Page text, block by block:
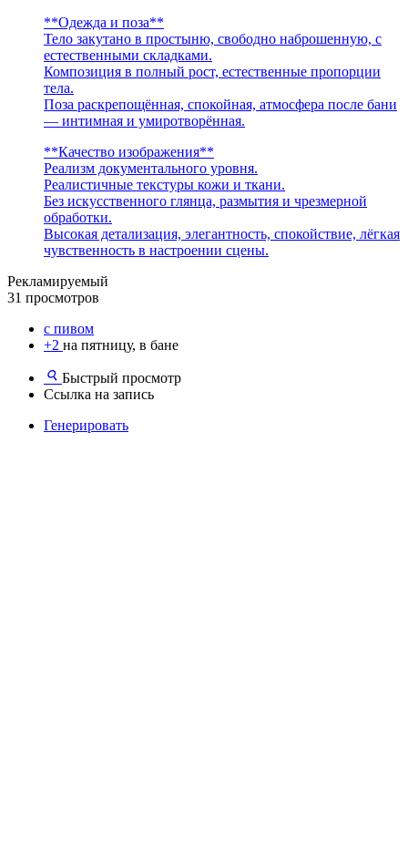
**Одежда и поза**
Тело закутано в простыню, свободно наброшенную, с
естественными складками.
Композиция в полный рост, естественные пропорции
тела.
Поза раскрепощённая, спокойная, атмосфера после бани
— интимная и умиротворённая.
**Качество изображения**
Реализм документального уровня.
Реалистичные текстуры кожи и ткани.
Без искусственного глянца, размытия и чрезмерной
обработки.
Высокая детализация, элегантность, спокойствие, лёгкая
чувственность в настроении сцены.
Рекламируемый
31 просмотров
с пивом
+2 на пятницу, в бане
Быстрый просмотр
Ссылка на запись
Генерировать